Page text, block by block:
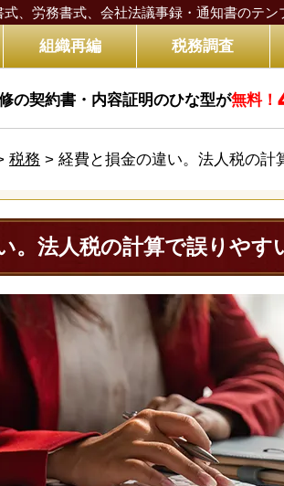
、労務書式、 会社法議事録・通知書のテン
組織再編 税務調査
の契約書・内容証明のひな型が無料！
税務 > 経費と損金の違い。法人税の計
。法人税の計算で誤りやす